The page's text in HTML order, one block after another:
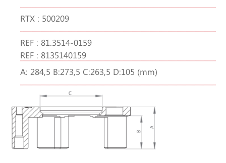
RTX : 500209
REF : 81.3514-0159
REF : 8135140159
A: 284,5 B:273,5 C:263,5 D:105 (mm)